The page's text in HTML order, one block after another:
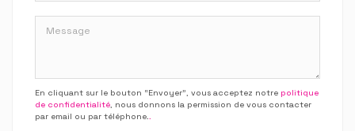
En cliquant sur le bouton “Envoyer”, vous acceptez notre politique
de confidentialité , nous donnons la permission de vous contacter
par email ou par téléphone.